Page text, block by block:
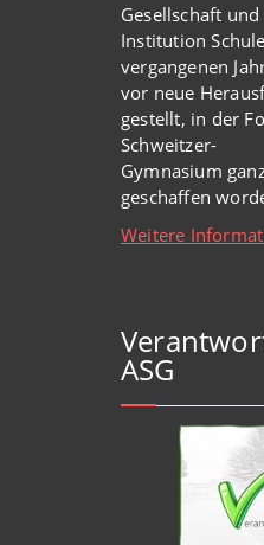
Gesellschaft
Institution Schule
vergangenen
vor neue
gestellt, in der
Schweitzer-
Gymnasium
geschaffen
Weitere
ASG